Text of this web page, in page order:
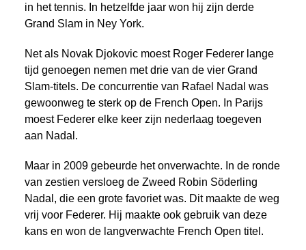
in het tennis. In hetzelfde jaar won hij zijn derde
Grand Slam in Ney York.
Net als Novak Djokovic moest Roger Federer lange
tijd genoegen nemen met drie van de vier Grand
Slam-titels. De concurrentie van Rafael Nadal was
gewoonweg te sterk op de French Open. In Parijs
moest Federer elke keer zijn nederlaag toegeven
aan Nadal.
Maar in 2009 gebeurde het onverwachte. In de ronde
van zestien versloeg de Zweed Robin Söderling
Nadal, die een grote favoriet was. Dit maakte de weg
vrij voor Federer. Hij maakte ook gebruik van deze
kans en won de langverwachte French Open titel.